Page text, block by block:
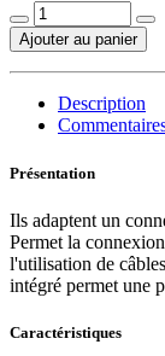
Ajouter au panier
Description
Présentation
Ils adaptent un
Permet la
l'utilisation de
intégré permet une
Caractéristiques